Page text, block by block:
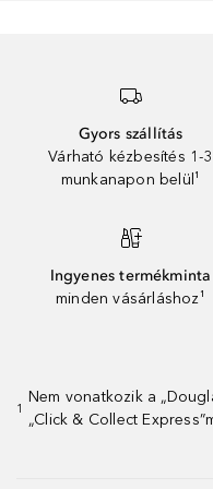
Gyors szállítás
Várható kézbesítés 1-3
munkanapon belül¹
Ingyenes termékminta
minden vásárláshoz¹
1
Nem vonatkozik a
„Click & Collect